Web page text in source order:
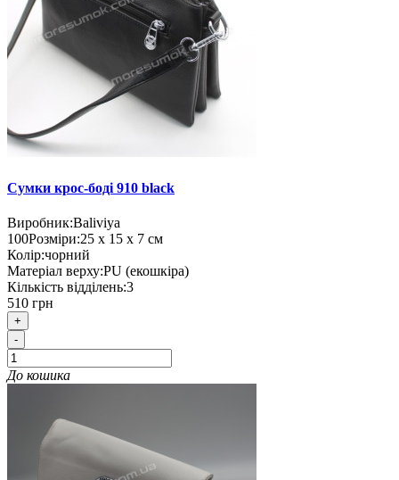
Сумки крос-боді 910 black
Виробник:Baliviya
100Розміри:25 х 15 х 7 см
Колір:чорний
Матеріал верху:PU (екошкіра)
Кількість відділень:3
510 грн
+
-
До кошика